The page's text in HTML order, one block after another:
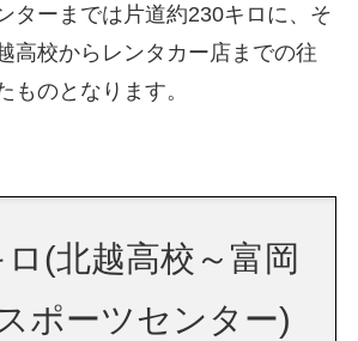
ターまでは片道約230キロに、そ
高校からレンタカー店までの往
ものとなります。
(北越高校～富岡
ポーツセンター)